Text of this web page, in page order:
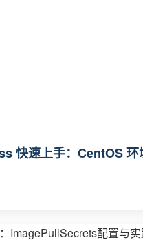
快速上手：CentOS